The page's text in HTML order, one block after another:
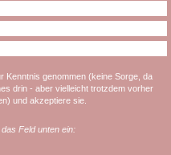
Kenntnis genommen (keine Sorge, da
drin - aber vielleicht trotzdem vorher
und akzeptiere sie.
das Feld unten ein: